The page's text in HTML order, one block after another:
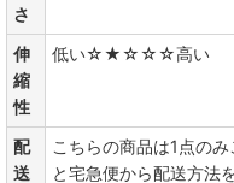
さ
伸
縮
性
低い☆★☆☆☆高い
配
送
こちらの商品は1点の
と宅急便から配送方法